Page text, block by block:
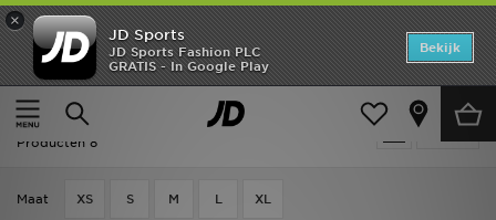
×
JD Sports
JD Sports Fashion PLC
GRATIS - In Google Play
Bekijk
Thuis
Dames Dameskleding Shorts
Dames - Jordan Shorts
Producten 8
Maat XS S M L XL
Home
Offers
New In